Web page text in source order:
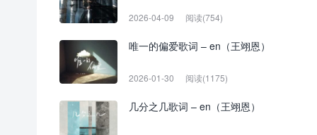
2026-04-09 阅读(754)
唯一的偏爱歌词 – en（王翊恩）
2026-01-30 阅读(1175)
几分之几歌词 – en（王翊恩）